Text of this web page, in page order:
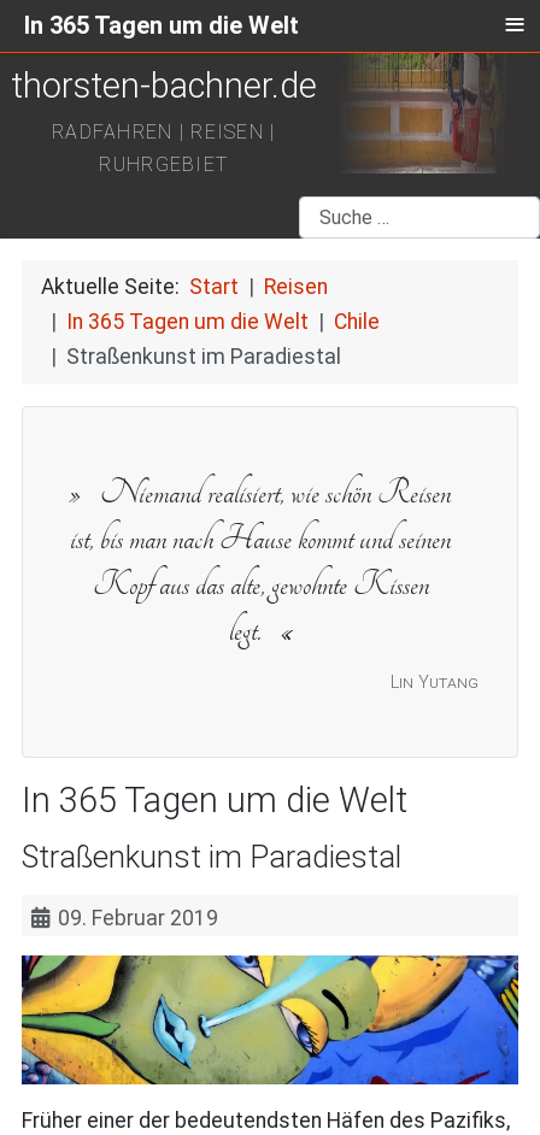
thorsten-bachner.de
RADFAHREN | REISEN |
RUHRGEBIET
Suchen
Aktuelle Seite: Start
Reisen
In 365 Tagen um die Welt
Chile
Straßenkunst im Paradiestal
Lin Yutang
Niemand realisiert, wie schön Reisen
ist, bis man nach Hause kommt und seinen
Kopf aus das alte, gewohnte Kissen
legt.
In 365 Tagen um die Welt
Straßenkunst im Paradiestal
09. Februar 2019
Früher einer der bedeutendsten Häfen des Pazifiks,
In 365 Tagen um die Welt ≡